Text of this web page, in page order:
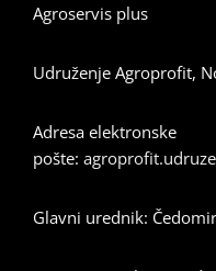
Agroservis plus
Udruženje Agroprofit,
Adresa elektronske
pošte:
Glavni urednik: